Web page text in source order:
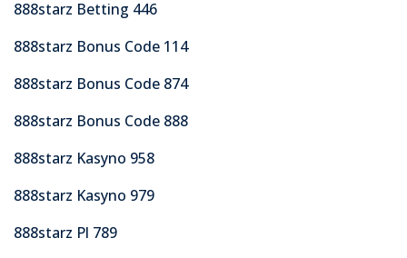
888starz Betting 446
888starz Bonus Code 114
888starz Bonus Code 874
888starz Bonus Code 888
888starz Kasyno 958
888starz Kasyno 979
888starz Pl 789